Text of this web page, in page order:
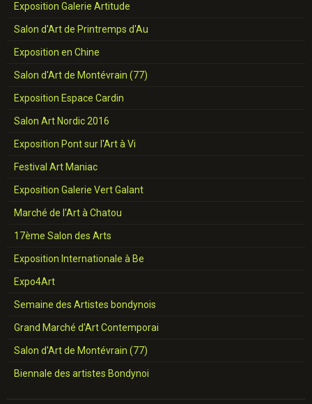
Exposition Galerie Artitude
Salon d'Art de Printremps d'Au
Exposition en Chine
Salon d'Art de Montévrain (77)
Exposition Espace Cardin
Salon Art Nordic 2016
Exposition Pont sur l'Art à Vi
Festival Art Maniac
Exposition Galerie Vert Galant
Marché de l'Art à Chatou
17ème Salon des Arts
Exposition Internationale à Be
Expo4Art
Semaine des Artistes bondynois
Grand Marché d'Art Contemporai
Salon d'Art de Montévrain (77)
Biennale des artistes Bondynoi